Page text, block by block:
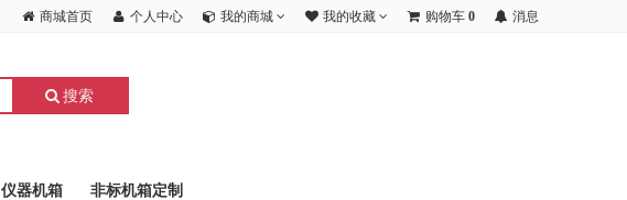
商城首页 个人中心 我的商城 我的收藏 购物车 0 消息
搜索
仪器机箱 非标机箱定制